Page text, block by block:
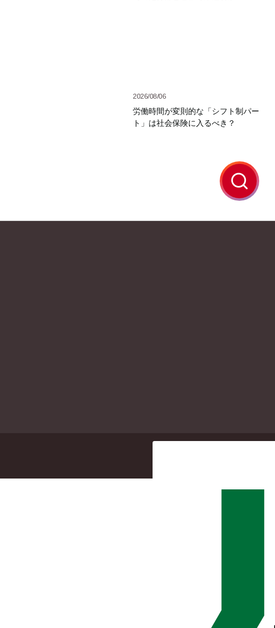
2026/08/06
労働時間が変則的な「シフト制パー
ト」は社会保険に入るべき？